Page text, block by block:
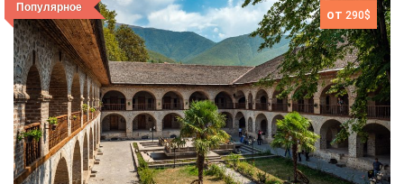
Популярное от 290$